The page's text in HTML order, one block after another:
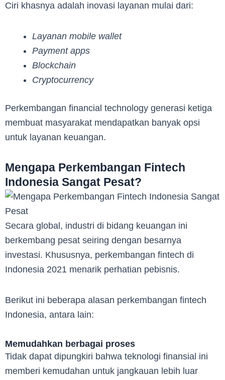
Ciri khasnya adalah inovasi layanan mulai dari:
Layanan mobile wallet
Payment apps
Blockchain
Cryptocurrency
Perkembangan financial technology generasi ketiga
membuat masyarakat mendapatkan banyak opsi
untuk layanan keuangan.
Mengapa Perkembangan Fintech
Indonesia Sangat Pesat?
Secara global, industri di bidang keuangan ini
berkembang pesat seiring dengan besarnya
investasi. Khususnya, perkembangan fintech di
Indonesia 2021 menarik perhatian pebisnis.
Berikut ini beberapa alasan perkembangan fintech
Indonesia, antara lain:
Memudahkan berbagai proses
Tidak dapat dipungkiri bahwa teknologi finansial ini
memberi kemudahan untuk jangkauan lebih luar